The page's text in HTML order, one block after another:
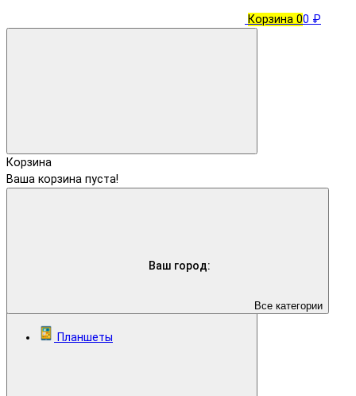
Ваш город:
Корзина 00 ₽
Корзина
Ваша корзина пуста!
Все категории
Планшеты